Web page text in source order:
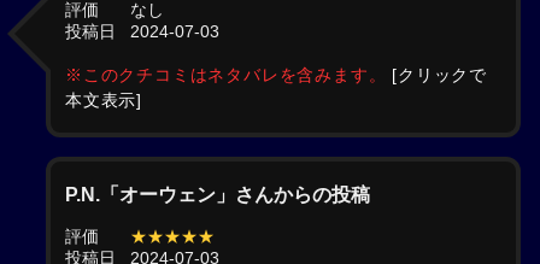
評価
なし
投稿日
2024-07-03
※このクチコミはネタバレを含みます。
[クリックで
本文表示]
P.N.「オーウェン」さんからの投稿
評価
★★★★★
投稿日
2024-07-03